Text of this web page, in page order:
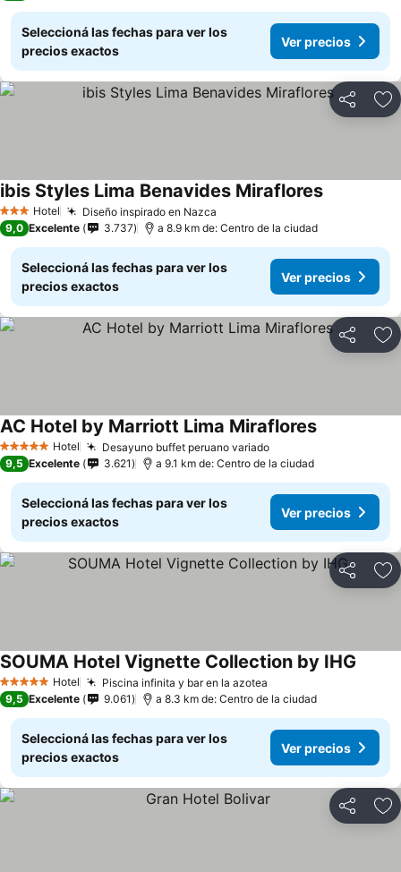
Seleccioná las fechas para ver los
precios exactos
Ver precios
Compartir
3 Estrellas
Hotel Diseño inspirado en Nazca
ibis Styles Lima Benavides Miraflores
9,0 Excelente 3.737 a 8.9 km de: Centro de la ciudad
Seleccioná las fechas para ver los
precios exactos
Ver precios
Compartir
5 Estrellas Hotel Desayuno buffet peruano variado
AC Hotel by Marriott Lima Miraflores
9,5 Excelente 3.621 a 9.1 km de: Centro de la ciudad
Seleccioná las fechas para ver los
precios exactos
Ver precios
Compartir
5 Estrellas Hotel Piscina infinita y bar en la azotea
SOUMA Hotel Vignette Collection by IHG
9,5 Excelente 9.061 a 8.3 km de: Centro de la ciudad
Seleccioná las fechas para ver los
precios exactos
Ver precios
Compartir